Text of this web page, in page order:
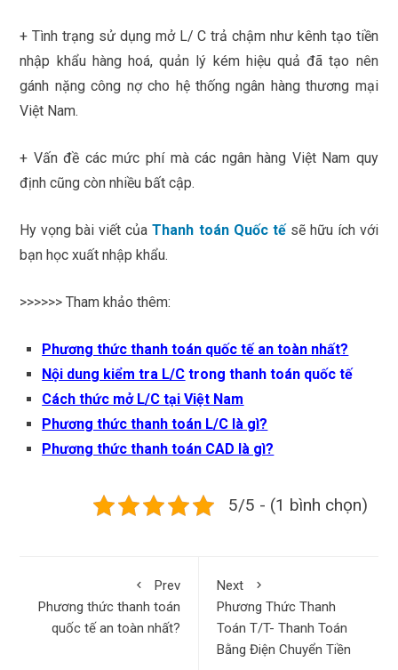
+ Tình trạng sử dụng mở L/ C trả chậm như kênh tạo tiền
nhập khẩu hàng hoá, quản lý kém hiệu quả đã tạo nên
gánh nặng công nợ cho hệ thống ngân hàng thương mại
Việt Nam.
+ Vấn đề các mức phí mà các ngân hàng Việt Nam quy
định cũng còn nhiều bất cập.
Hy vọng bài viết củaThanh toán Quốc tếsẽ hữu ích với
bạn học xuất nhập khẩu.
>>>>>> Tham khảo thêm:
Phương thức thanh toán quốc tế an toàn nhất?
Nội dung kiểm tra L/C trong thanh toán quốc tế
Cách thức mở L/C tại Việt Nam
Phương thức thanh toán L/C là gì?
Phương thức thanh toán CAD là gì?
5/5 - (1 bình chọn)
Prev
Phương thức thanh toán
quốc tế an toàn nhất?
Next
Phương Thức Thanh
Toán T/T- Thanh Toán
Bằng Điện Chuyển Tiền